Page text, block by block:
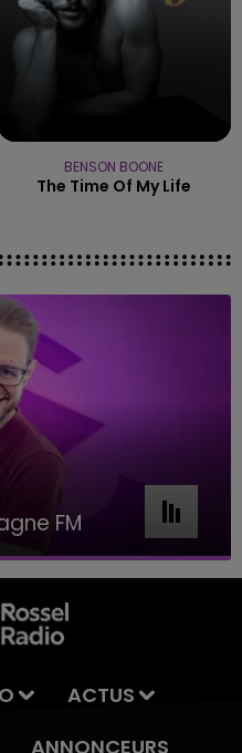
BENSON BOONE
The Time Of My Life
FM
ACTUS
ANNONCEURS